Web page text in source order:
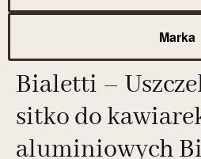
Marka
Bialetti –
sitko do
aluminiowych